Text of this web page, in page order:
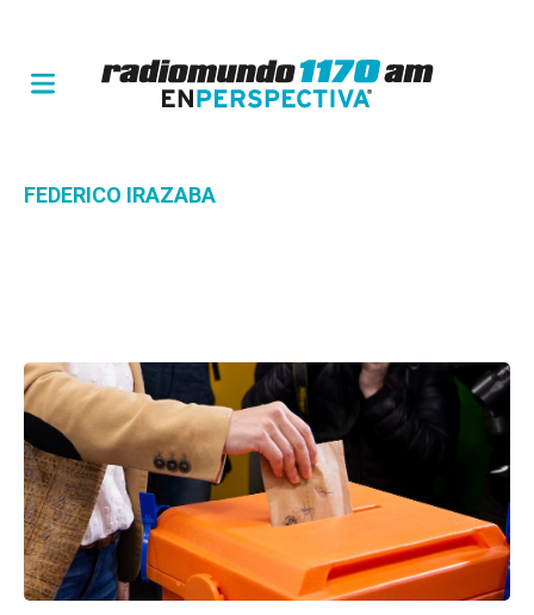
FEDERICO IRAZABA